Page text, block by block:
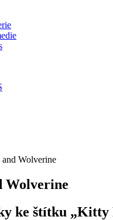
Wolverine
Wolverine
ke štítku „Kitty